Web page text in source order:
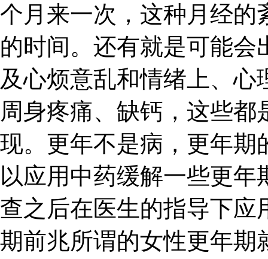
个月来一次，这种月经的
的时间。还有就是可能
及心烦意乱和情绪上、
周身疼痛、缺钙，这些
现。更年不是病，更年期
以应用中药缓解一些更
查之后在医生的指导下应
期前兆所谓的女性更年期